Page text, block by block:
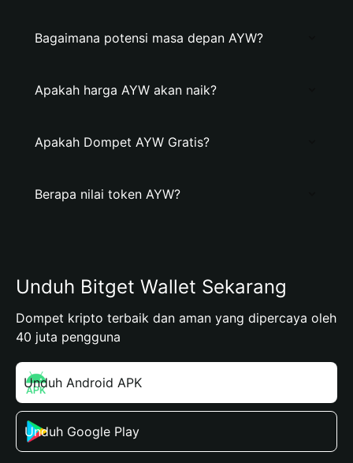
Bagaimana potensi masa depan AYW?
Apakah harga AYW akan naik?
Apakah Dompet AYW Gratis?
Berapa nilai token AYW?
Unduh Bitget Wallet Sekarang
Dompet kripto terbaik dan aman yang dipercaya oleh
40 juta pengguna
Unduh Android APK
Unduh Google Play